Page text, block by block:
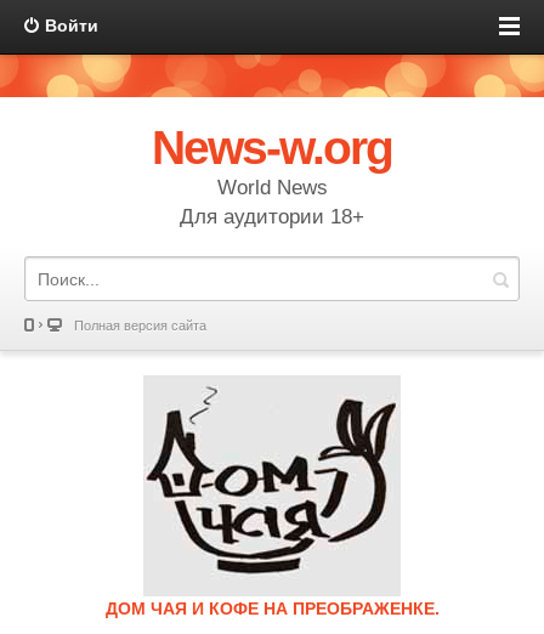
Войти
News-w.org
World News
Для аудитории 18+
Полная версия сайта
ДОМ ЧАЯ И КОФЕ НА ПРЕОБРАЖЕНКЕ.